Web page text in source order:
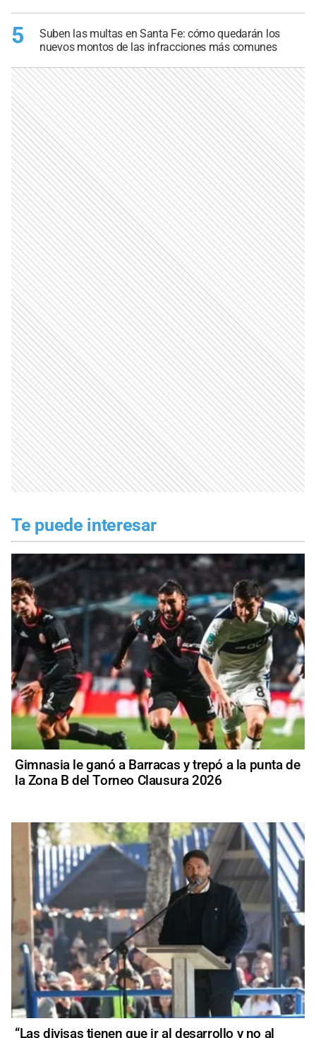
5
Suben las multas en Santa Fe: cómo quedarán los
nuevos montos de las infracciones más comunes
Te puede interesar
Gimnasia le ganó a Barracas y trepó a la punta de
la Zona B del Torneo Clausura 2026
“Las divisas tienen que ir al desarrollo y no al